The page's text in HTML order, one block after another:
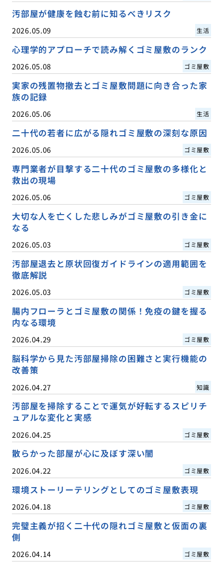
汚部屋が健康を蝕む前に知るべきリスク
2026.05.09 生活
心理学的アプローチで読み解くゴミ屋敷のランク
2026.05.08 ゴミ屋敷
実家の残置物撤去とゴミ屋敷問題に向き合った家
族の記録
2026.05.06 生活
二十代の若者に広がる隠れゴミ屋敷の深刻な原因
2026.05.06 ゴミ屋敷
専門業者が目撃する二十代のゴミ屋敷の多様化と
救出の現場
2026.05.06 ゴミ屋敷
大切な人を亡くした悲しみがゴミ屋敷の引き金に
なる
2026.05.03 ゴミ屋敷
汚部屋退去と原状回復ガイドラインの適用範囲を
徹底解説
2026.05.03 ゴミ屋敷
腸内フローラとゴミ屋敷の関係！免疫の鍵を握る
内なる環境
2026.04.29 ゴミ屋敷
脳科学から見た汚部屋掃除の困難さと実行機能の
改善策
2026.04.27 知識
汚部屋を掃除することで運気が好転するスピリチ
ュアルな変化と実感
2026.04.25 ゴミ屋敷
散らかった部屋が心に及ぼす深い闇
2026.04.22 ゴミ屋敷
環境ストーリーテリングとしてのゴミ屋敷表現
2026.04.18 ゴミ屋敷
完璧主義が招く二十代の隠れゴミ屋敷と仮面の裏
側
2026.04.14 ゴミ屋敷